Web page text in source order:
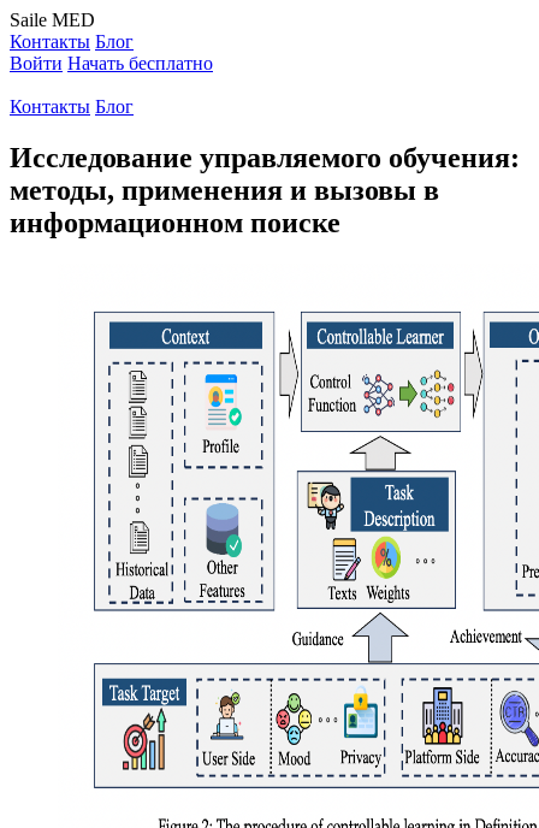
Saile MED
Контакты Блог
Войти Начать бесплатно
Контакты Блог
Исследование управляемого обучения:
методы, применения и вызовы в
информационном поиске